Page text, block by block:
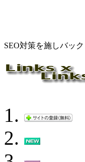
SEO対策を施しバッ